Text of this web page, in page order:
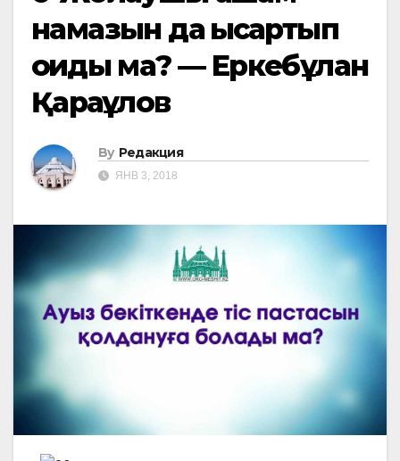
намазын да қысқартып
оқиды ма? — Еркебұлан
Қарақұлов
By Редакция
ЯНВ 3, 2018